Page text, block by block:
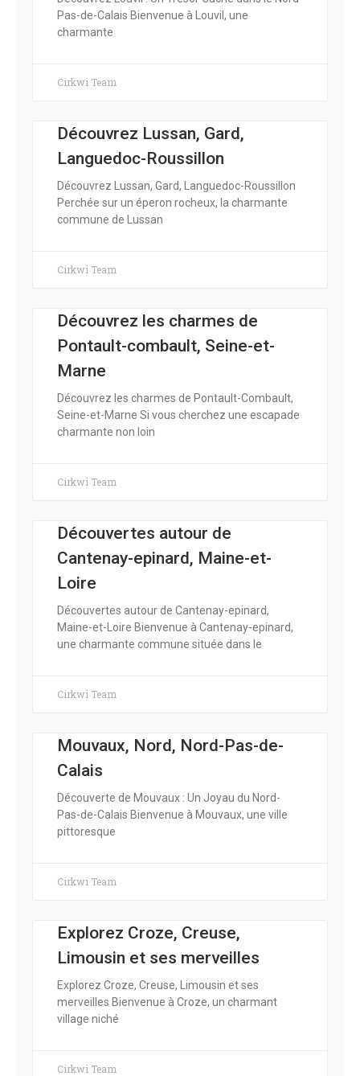
Pas-de-Calais Bienvenue à Louvil, une
charmante
Cirkwi Team
Découvrez Lussan, Gard,
Languedoc-Roussillon
Découvrez Lussan, Gard, Languedoc-Roussillon
Perchée sur un éperon rocheux, la charmante
commune de Lussan
Cirkwi Team
Découvrez les charmes de
Pontault-combault, Seine-et-
Marne
Découvrez les charmes de Pontault-Combault,
Seine-et-Marne Si vous cherchez une escapade
charmante non loin
Cirkwi Team
Découvertes autour de
Cantenay-epinard, Maine-et-
Loire
Découvertes autour de Cantenay-epinard,
Maine-et-Loire Bienvenue à Cantenay-epinard,
une charmante commune située dans le
Cirkwi Team
Mouvaux, Nord, Nord-Pas-de-
Calais
Découverte de Mouvaux : Un Joyau du Nord-
Pas-de-Calais Bienvenue à Mouvaux, une ville
pittoresque
Cirkwi Team
Explorez Croze, Creuse,
Limousin et ses merveilles
Explorez Croze, Creuse, Limousin et ses
merveilles Bienvenue à Croze, un charmant
village niché
Cirkwi Team